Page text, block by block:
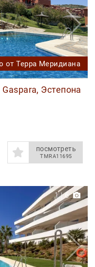
от Терра Меридиана
Эстепона
посмотреть
TMRA11695
1|6